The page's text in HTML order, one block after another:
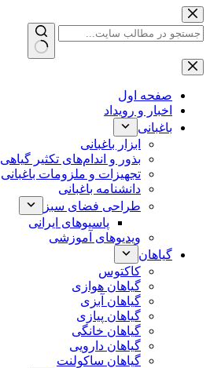
پرش
به
محتوا
بدون
صفحه اول
اخبار و رویداد
باغبانی
ابزار باغبانی
بذور و اندام‌های تکثیر گیاهی
تجهیزات و ملزومات باغبانی
دانشنامه باغبانی
طراحی فضای سبز
پاسیوهای ایرانی
ویدیوهای آموزشی
گیاهان
کاکتوس
گیاهان هوازی
گیاهان آبزی
گیاهان پیازی
گیاهان خانگی
گیاهان دارویی
گیاهان ساکولنت